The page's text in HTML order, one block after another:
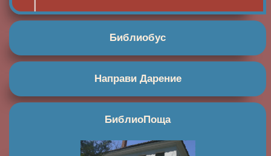
Библиобус
Направи Дарение
БиблиоПоща